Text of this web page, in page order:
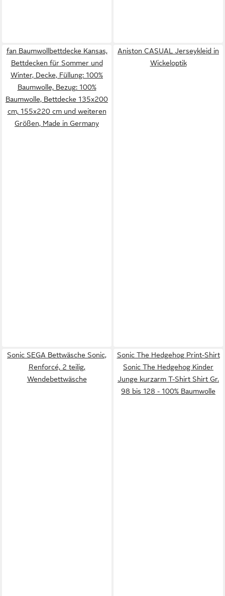
fan Baumwollbettdecke Kansas,
Bettdecken für Sommer und
Winter, Decke, Füllung: 100%
Baumwolle, Bezug: 100%
Baumwolle, Bettdecke 135x200
cm, 155x220 cm und weiteren
Größen, Made in Germany
Aniston CASUAL Jerseykleid in
Wickeloptik
Sonic SEGA Bettwäsche Sonic,
Renforcé, 2 teilig,
Wendebettwäsche
Sonic The Hedgehog Print-Shirt
Sonic The Hedgehog Kinder
Junge kurzarm T-Shirt Shirt Gr.
98 bis 128 - 100% Baumwolle